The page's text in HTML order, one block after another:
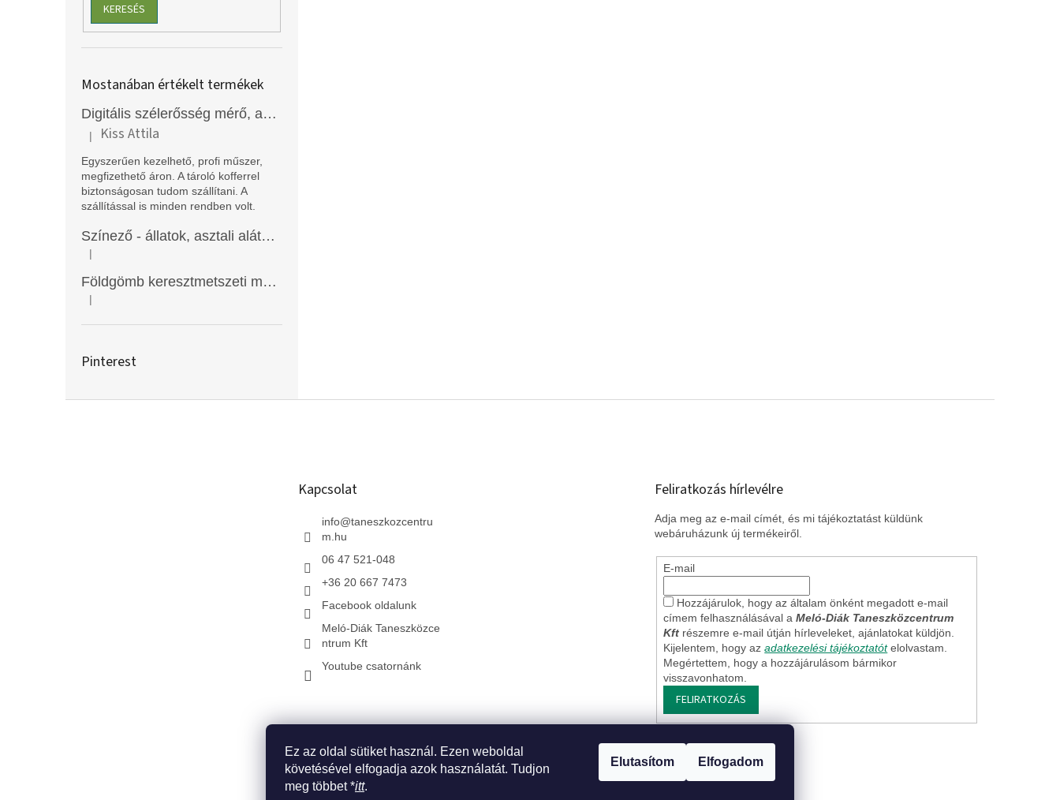
Ez az oldal sütiket használ. Ezen weboldal
követésével elfogadja azok használatát. Tudjon
meg többet *itt.
Elutasítom Elfogadom
KERESÉS
Mostanában értékelt termékek
Digitális szélerősség mérő, anemométer, EM2250
A termék értékelése 5-ből 5 csillag.
| Kiss Attila
Egyszerűen kezelhető, profi műszer,
megfizethető áron. A tároló kofferrel
biztonságosan tudom szállítani. A
szállítással is minden rendben volt.
Színező - állatok, asztali alátét, Funny Mat
A termék értékelése 5-ből 5 csillag.
|
Földgömb keresztmetszeti modell
A termék értékelése 5-ből 5 csillag.
|
Pinterest
Kapcsolat
info@taneszkozcentru
m.hu
06 47 521-048
+36 20 667 7473
Facebook oldalunk
Meló-Diák Taneszközce
ntrum Kft
Youtube csatornánk
Feliratkozás hírlevélre
Adja meg az e-mail címét, és mi tájékoztatást küldünk
webáruházunk új termékeiről.
E-mail
Hozzájárulok, hogy az általam önként megadott e-mail
címem felhasználásával aMeló-Diák Taneszközcentrum
Kft részemre e-mail útján hírleveleket, ajánlatokat küldjön.
Kijelentem, hogy azadatkezelési tájékoztatót elolvastam.
Megértettem, hogy a hozzájárulásom bármikor
visszavonhatom.
FELIRATKOZÁS
* Kezdőlap * Szlovákiai leányvállalatunk * Impresszum * Üzleti feltételek ÁSZF * Jogi nyilatkozat